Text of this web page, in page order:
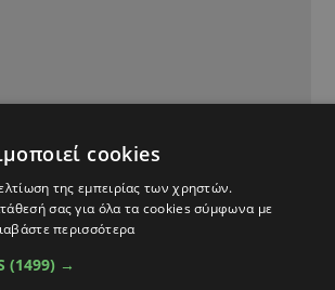
cookies
της εμπειρίας των χρηστών.
σας για όλα τα cookies σύμφωνα με
περισσότερα
(1499) →